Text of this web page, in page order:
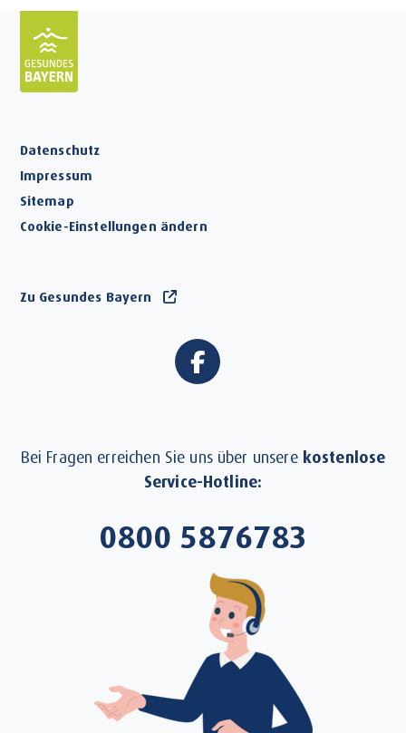
Datenschutz
Impressum
Sitemap
Cookie-Einstellungen ändern
Zu Gesundes Bayern
Bei Fragen erreichen Sie uns über unsere kostenlose
Service-Hotline:
0800 5876783